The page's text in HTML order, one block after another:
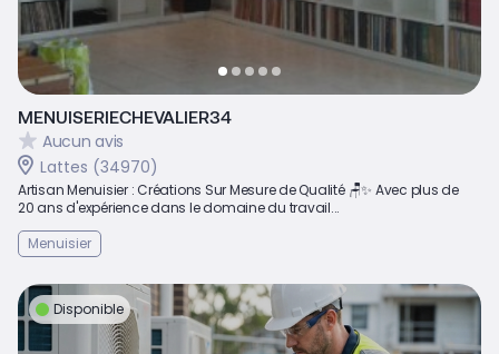
MENUISERIECHEVALIER34
Aucun avis
Lattes (34970)
Artisan Menuisier : Créations Sur Mesure de Qualité 🪑✨ Avec plus de
20 ans d'expérience dans le domaine du travail...
Menuisier
Disponible